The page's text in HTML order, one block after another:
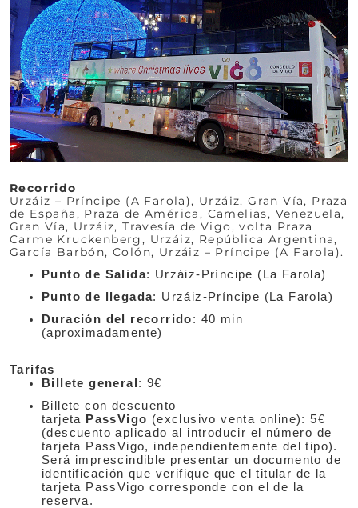
Recorrido
Urzáiz – Príncipe (A Farola), Urzáiz, Gran Vía, Praza
de España, Praza de América, Camelias, Venezuela,
Gran Vía, Urzáiz, Travesía de Vigo, volta Praza
Carme Kruckenberg, Urzáiz, República Argentina,
García Barbón, Colón, Urzáiz – Príncipe (A Farola).
Punto de Salida: Urzáiz-Príncipe (La Farola)
Punto de llegada: Urzáiz-Príncipe (La Farola)
Duración del recorrido: 40 min
(aproximadamente)
Tarifas
Billete general : 9€
Billete con descuento
tarjeta
PassVigo (exclusivo venta online): 5€
(descuento aplicado al introducir el número de
tarjeta PassVigo, independientemente del tipo).
Será imprescindible presentar un documento de
identificación que verifique que el titular de la
tarjeta PassVigo corresponde con el de la
reserva.